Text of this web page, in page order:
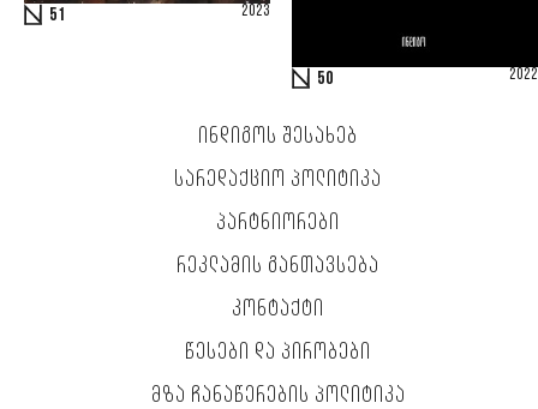
51 2023
50 2022
ᲘᲜᲓᲘᲒᲝᲡ ᲨᲔᲡᲐᲮᲔᲑ
ᲡᲐᲠᲔᲓᲐᲥᲪᲘᲝ ᲞᲝᲚᲘᲢᲘᲙᲐ
ᲞᲐᲠᲢᲜᲘᲝᲠᲔᲑᲘ
ᲠᲔᲙᲚᲐᲛᲘᲡ ᲒᲐᲜᲗᲐᲕᲡᲔᲑᲐ
ᲙᲝᲜᲢᲐᲥᲢᲘ
ᲬᲔᲡᲔᲑᲘ ᲓᲐ ᲞᲘᲠᲝᲑᲔᲑᲘ
ᲛᲖᲐ ᲩᲐᲜᲐᲬᲔᲠᲔᲑᲘᲡ ᲞᲝᲚᲘᲢᲘᲙᲐ